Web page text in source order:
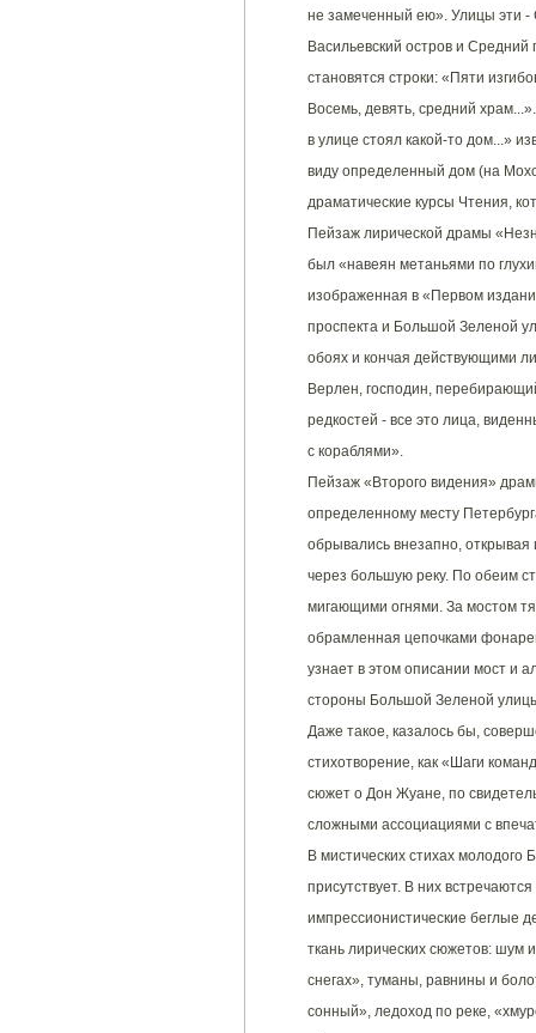
не замеченный ею». Улицы эти -
Васильевский остров и Средний
становятся строки: «Пяти
Восемь, девять, средний
в улице стоял какой-то дом...»
виду определенный дом (на
драматические курсы Чтения,
Пейзаж лирической драмы
был «навеян метаньями по
изображенная в «Первом
проспекта и Большой Зеленой
обоях и кончая действующими
Верлен, господин,
редкостей - все это лица,
с кораблями».
Пейзаж «Второго видения»
определенному месту
обрывались внезапно,
через большую реку. По обеим
мигающими огнями. За мостом
обрамленная цепочками
узнает в этом описании мост и
стороны Большой Зеленой
Даже такое, казалось бы,
стихотворение, как «Шаги
сюжет о Дон Жуане, по
сложными ассоциациями с
В мистических стихах
присутствует. В них
импрессионистические беглые
ткань лирических сюжетов: шум
снегах», туманы, равнины и
сонный», ледоход по реке,